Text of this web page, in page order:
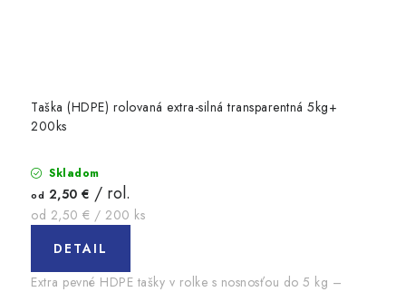
Taška (HDPE) rolovaná extra-silná transparentná 5kg+
200ks
Skladom
od 2,50 € / rol.
Jednotková
od 2,50 € / 200 ks
DETAIL
Extra pevné HDPE tašky v rolke s nosnosťou do 5 kg –